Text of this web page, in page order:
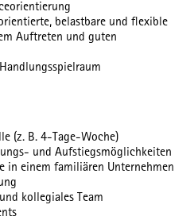
belastbare und flexible
Auftreten und guten
(z. B. 4-Tage-Woche)
und Aufstiegsmöglichkeiten
in einem familiären Unternehmen
kollegiales Team